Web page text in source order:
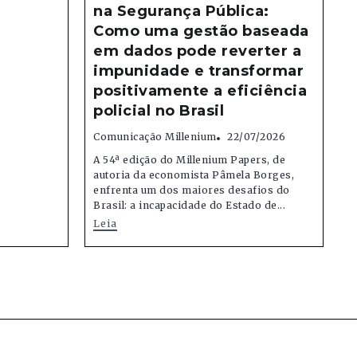
na Segurança Pública:
Como uma gestão baseada
em dados pode reverter a
impunidade e transformar
positivamente a eficiência
policial no Brasil
Comunicação Millenium
22/07/2026
A 54ª edição do Millenium Papers, de
autoria da economista Pâmela Borges,
enfrenta um dos maiores desafios do
Brasil: a incapacidade do Estado de...
Leia